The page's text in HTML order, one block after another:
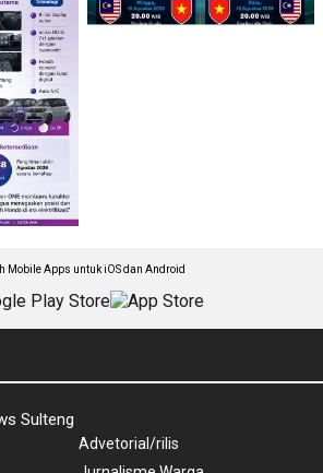
Mobile Apps untuk iOS dan Android
Sulteng
Advetorial/rilis